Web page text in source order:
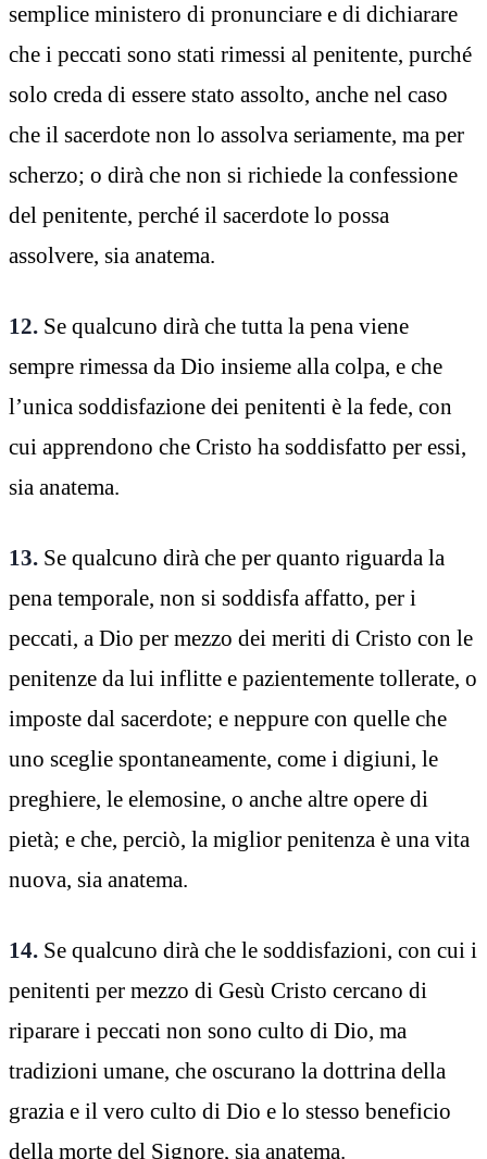
semplice ministero di pronunciare e di dichiarare
che i peccati sono stati rimessi al penitente, purché
solo creda di essere stato assolto, anche nel caso
che il sacerdote non lo assolva seriamente, ma per
scherzo; o dirà che non si richiede la confessione
del penitente, perché il sacerdote lo possa
assolvere, sia anatema.
12. Se qualcuno dirà che tutta la pena viene
sempre rimessa da Dio insieme alla colpa, e che
l’unica soddisfazione dei penitenti è la fede, con
cui apprendono che Cristo ha soddisfatto per essi,
sia anatema.
13. Se qualcuno dirà che per quanto riguarda la
pena temporale, non si soddisfa affatto, per i
peccati, a Dio per mezzo dei meriti di Cristo con le
penitenze da lui inflitte e pazientemente tollerate, o
imposte dal sacerdote; e neppure con quelle che
uno sceglie spontaneamente, come i digiuni, le
preghiere, le elemosine, o anche altre opere di
pietà; e che, perciò, la miglior penitenza è una vita
nuova, sia anatema.
14. Se qualcuno dirà che le soddisfazioni, con cui i
penitenti per mezzo di Gesù Cristo cercano di
riparare i peccati non sono culto di Dio, ma
tradizioni umane, che oscurano la dottrina della
grazia e il vero culto di Dio e lo stesso beneficio
della morte del Signore, sia anatema.